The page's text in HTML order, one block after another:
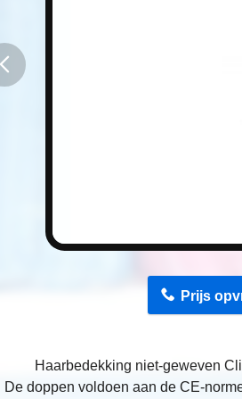
Prijs
Haarbedekking niet-geweven
De doppen voldoen aan de CE-